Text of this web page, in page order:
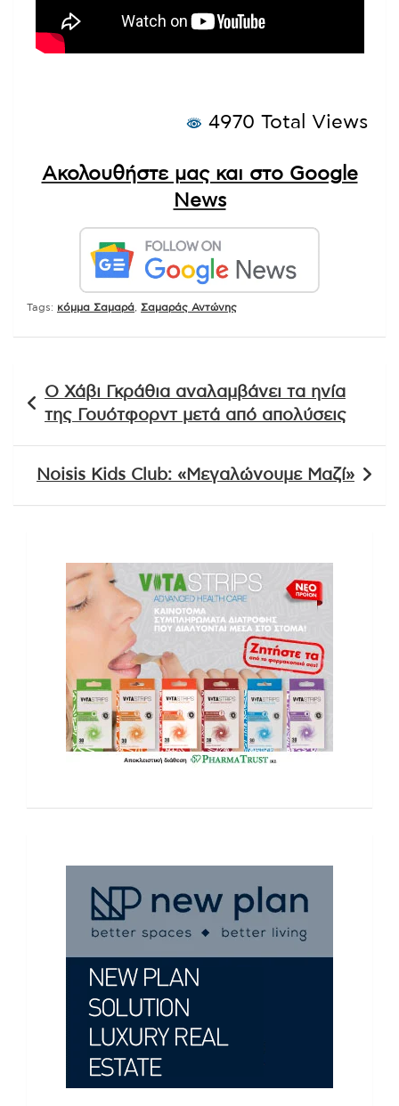
4970 Total Views
Ακολουθήστε μας και στο Google
News
Tags: κόμμα Σαμαρά Σαμαράς Αντώνης
άρθρων
Ο Χάβι Γκράθια αναλαμβάνει τα ηνία
της Γουότφορντ μετά από απολύσεις
Noisis Kids Club: «Μεγαλώνουμε Μαζί»